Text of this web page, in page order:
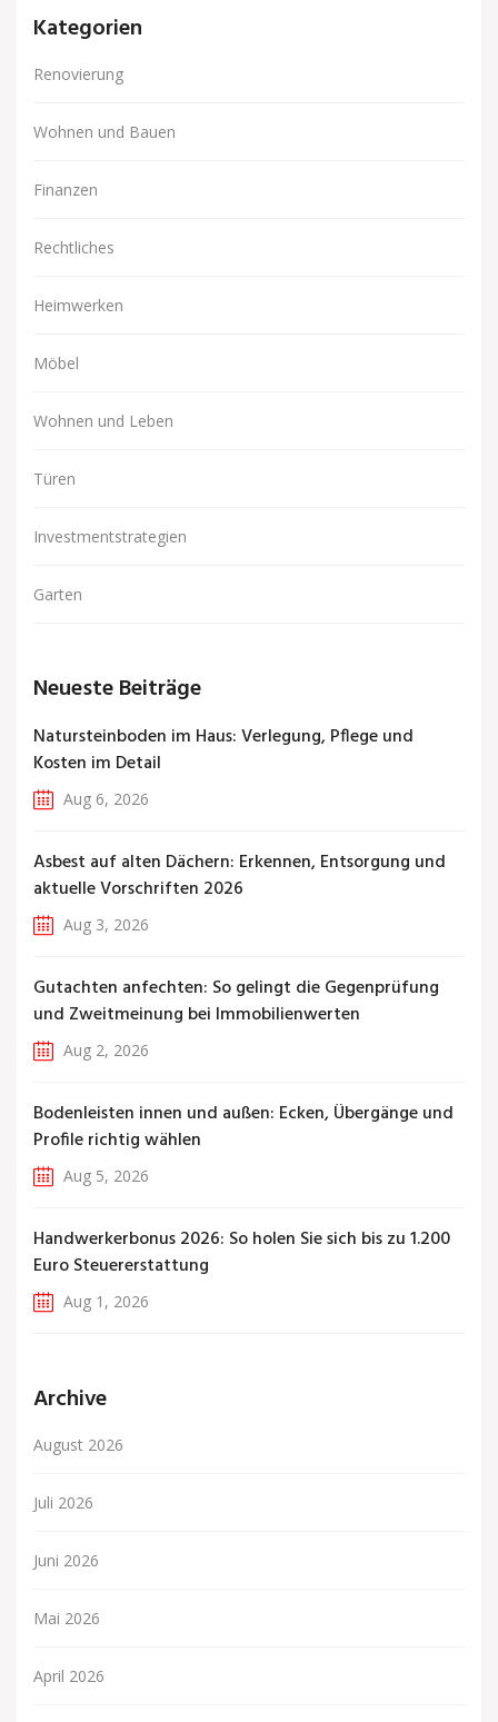
Kategorien
Renovierung
Wohnen und Bauen
Finanzen
Rechtliches
Heimwerken
Möbel
Wohnen und Leben
Türen
Investmentstrategien
Garten
Neueste Beiträge
Natursteinboden im Haus: Verlegung, Pflege und
Kosten im Detail
Aug 6, 2026
Asbest auf alten Dächern: Erkennen, Entsorgung und
aktuelle Vorschriften 2026
Aug 3, 2026
Gutachten anfechten: So gelingt die Gegenprüfung
und Zweitmeinung bei Immobilienwerten
Aug 2, 2026
Bodenleisten innen und außen: Ecken, Übergänge und
Profile richtig wählen
Aug 5, 2026
Handwerkerbonus 2026: So holen Sie sich bis zu 1.200
Euro Steuererstattung
Aug 1, 2026
Archive
August 2026
Juli 2026
Juni 2026
Mai 2026
April 2026